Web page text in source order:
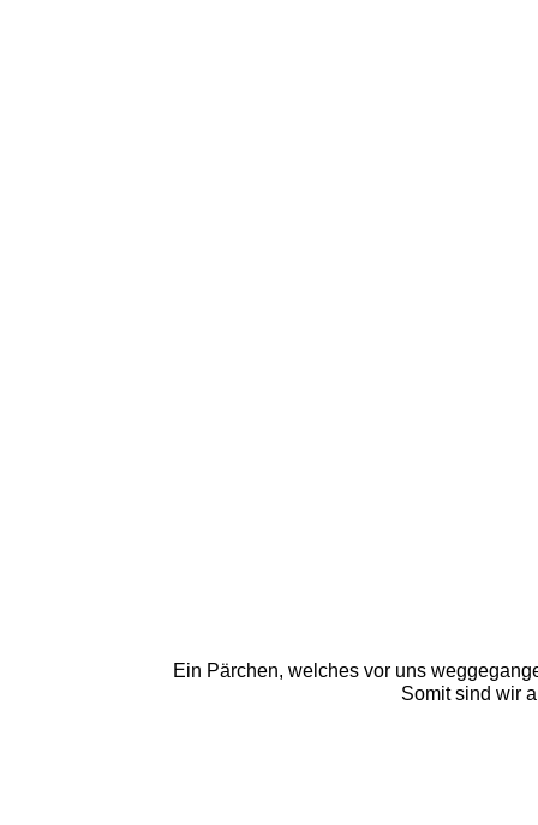
Ein Pärchen, welches vor uns
Somit sind wir